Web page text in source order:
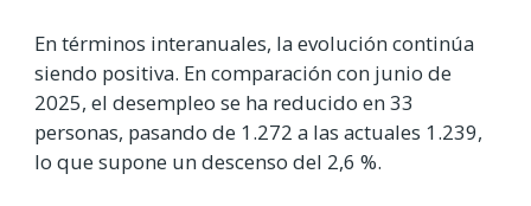
En términos interanuales, la evolución continúa
siendo positiva. En comparación con junio de
2025, el desempleo se ha reducido en 33
personas, pasando de 1.272 a las actuales 1.239,
lo que supone un descenso del 2,6 %.